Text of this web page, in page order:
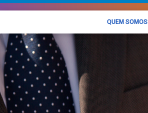
QUEM SOMOS